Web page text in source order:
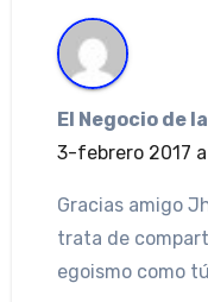
El Negocio de
3-febrero 2017 a
Gracias amigo
trata de
egoismo como